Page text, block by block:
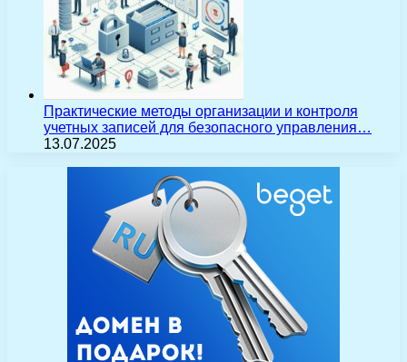
Практические методы организации и контроля
учетных записей для безопасного управления…
13.07.2025